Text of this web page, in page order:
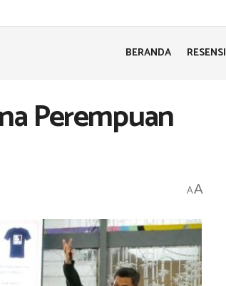
BERANDA RESENSI
Perempuan
AA